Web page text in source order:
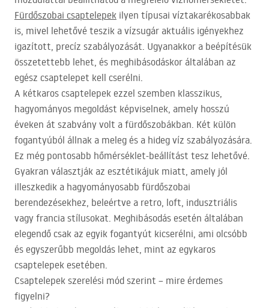
Fürdőszobai csaptelepek ilyen típusai víztakarékosabbak
is, mivel lehetővé teszik a vízsugár aktuális igényekhez
igazított, precíz szabályozását. Ugyanakkor a beépítésük
összetettebb lehet, és meghibásodáskor általában az
egész csaptelepet kell cserélni.
A kétkaros csaptelepek ezzel szemben klasszikus,
hagyományos megoldást képviselnek, amely hosszú
éveken át szabvány volt a fürdőszobákban. Két külön
fogantyúból állnak a meleg és a hideg víz szabályozására.
Ez még pontosabb hőmérséklet-beállítást tesz lehetővé.
Gyakran választják az esztétikájuk miatt, amely jól
illeszkedik a hagyományosabb fürdőszobai
berendezésekhez, beleértve a retro, loft, indusztriális
vagy francia stílusokat. Meghibásodás esetén általában
elegendő csak az egyik fogantyút kicserélni, ami olcsóbb
és egyszerűbb megoldás lehet, mint az egykaros
csaptelepek esetében.
Csaptelepek szerelési mód szerint – mire érdemes
figyelni?